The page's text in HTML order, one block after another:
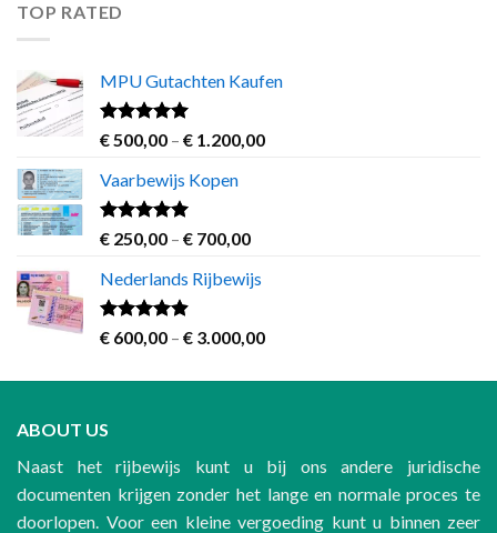
TOP RATED
MPU Gutachten Kaufen
Rated5.00
out of 5
€ 500,00 – € 1.200,00Price
Vaarbewijs Kopen
Rated4.63
out of 5
€ 250,00 – € 700,00Price
€ 250,00
€ 700,00
Nederlands Rijbewijs
Rated4.60
out of 5
€ 600,00 – € 3.000,00Price
€ 600,00
ABOUT US
Naast het rijbewijs kunt u bij ons andere juridische
documenten krijgen zonder het lange en normale proces te
doorlopen. Voor een kleine vergoeding kunt u binnen zeer